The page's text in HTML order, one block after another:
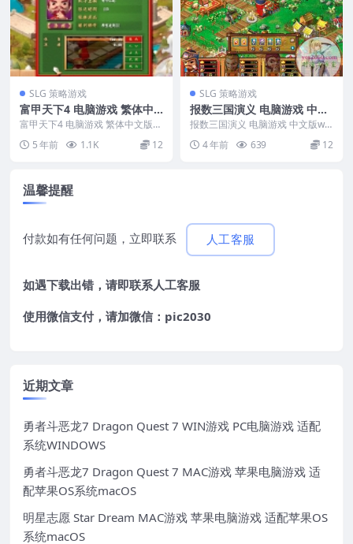
SLG 策略游戏
富甲天下4 电脑游戏 繁体中
文版 支援win11 win10 win
7
富甲天下4 电脑游戏 繁体中文版
支援win11 win10 win7 &nbs...
5 年前 1.1K 12
SLG 策略游戏
报数三国演义 电脑游戏 中文
版 支持 win11 win10
报数三国演义 电脑游戏 中文版win
4 年前 639 12
温馨提醒
付款如有任何问题，立即联系 人工客服
如遇下载出错，请即联系人工客服
使用微信支付，请加微信：pic2030
近期文章
勇者斗恶龙7 Dragon Quest 7 WIN游戏 PC电脑游戏 适配
系统WINDOWS
勇者斗恶龙7 Dragon Quest 7 MAC游戏 苹果电脑游戏 适
配苹果OS系统macOS
明星志愿 Star Dream MAC游戏 苹果电脑游戏 适配苹果OS
系统macOS